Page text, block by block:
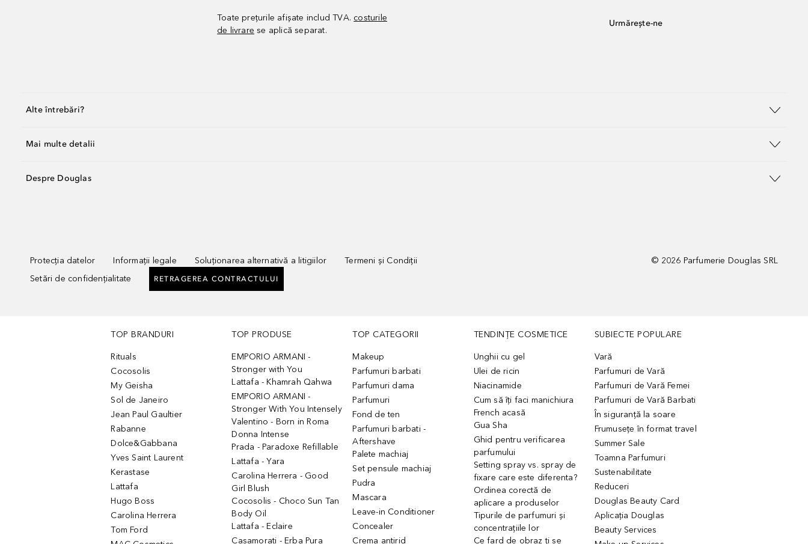
Toate prețurile afișate includ TVA. costurile
de livrare se aplică separat.
Urmărește-ne
Alte întrebări?
Mai multe detalii
Despre Douglas
Protecția datelor Informații legale Soluționarea alternativă a litigiilor
Termeni și Condiții
Setări de confidențialitate
RETRAGEREA CONTRACTULUI
© 2026 Parfumerie Douglas SRL
TOP BRANDURI
Rituals
Cocosolis
My Geisha
Sol de Janeiro
Jean Paul Gaultier
Rabanne
Dolce&Gabbana
Yves Saint Laurent
Kerastase
Lattafa
Hugo Boss
Carolina Herrera
Tom Ford
TOP PRODUSE
EMPORIO ARMANI -
Stronger with You
Lattafa - Khamrah Qahwa
EMPORIO ARMANI -
Stronger With You Intensely
Valentino - Born in Roma
Donna Intense
Prada - Paradoxe Refillable
Lattafa - Yara
Carolina Herrera - Good
Girl Blush
Cocosolis - Choco Sun Tan
Body Oil
Lattafa - Eclaire
Casamorati - Erba Pura
TOP CATEGORII
Makeup
Parfumuri barbati
Parfumuri dama
Parfumuri
Fond de ten
Parfumuri barbati -
Aftershave
Palete machiaj
Set pensule machiaj
Pudra
Mascara
Leave-in Conditioner
Concealer
Crema antirid
TENDINȚE COSMETICE
Unghii cu gel
Ulei de ricin
Niacinamide
Cum să îți faci manichiura
French acasă
Gua Sha
Ghid pentru verificarea
parfumului
Setting spray vs. spray de
fixare care este diferenta?
Ordinea corectă de
aplicare a produselor
Tipurile de parfumuri și
concentrațiile lor
Ce fard de obraz ți se
SUBIECTE POPULARE
Vară
Parfumuri de Vară
Parfumuri de Vară Femei
Parfumuri de Vară Barbati
În siguranță la soare
Frumusețe în format travel
Summer Sale
Toamna Parfumuri
Sustenabilitate
Reduceri
Douglas Beauty Card
Aplicația Douglas
Beauty Services